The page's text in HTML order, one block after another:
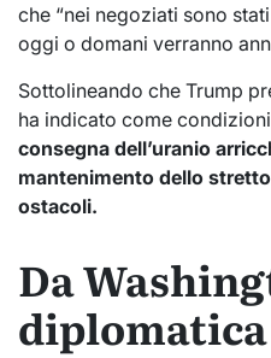
che “nei negoziati sono
oggi o domani verranno
Sottolineando che Trump
ha indicato come
consegna dell’uranio
mantenimento dello
ostacoli.
Da